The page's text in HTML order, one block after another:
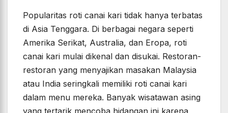
Popularitas roti canai kari tidak hanya terbatas
di Asia Tenggara. Di berbagai negara seperti
Amerika Serikat, Australia, dan Eropa, roti
canai kari mulai dikenal dan disukai. Restoran-
restoran yang menyajikan masakan Malaysia
atau India seringkali memiliki roti canai kari
dalam menu mereka. Banyak wisatawan asing